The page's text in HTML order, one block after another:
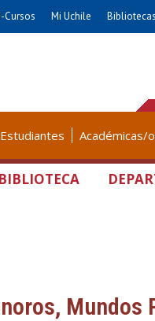
Cursos Mi Uchile Bibliotecas
Estudiantes Académicas/
BIBLIOTECA
Mundos